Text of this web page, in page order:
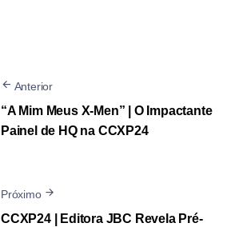
Anterior
“A Mim Meus X-Men” | O Impactante
Painel de HQ na CCXP24
Próximo
CCXP24 | Editora JBC Revela Pré-